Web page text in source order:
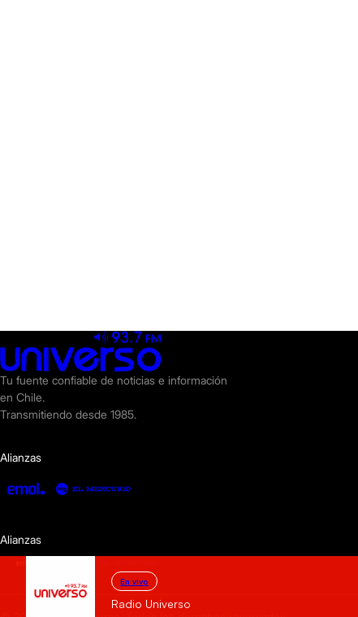
En vivo
Radio Universo
Tu fuente confiable de noticias e información
en Chile.
Transmitiendo desde 1985.
Alianzas
Alianzas